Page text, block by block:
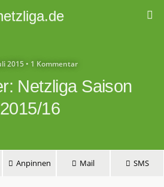
2015 • 1 Kommentar
Netzliga Saison
2015/16
Anpinnen Mail SMS